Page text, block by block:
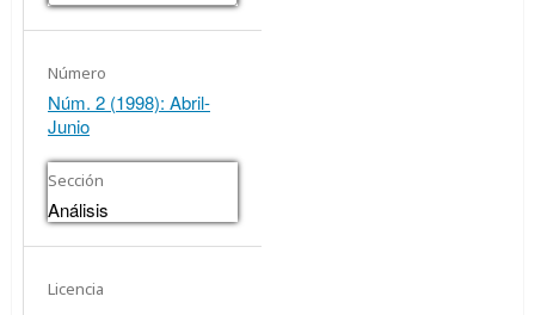
Número
Núm. 2 (1998): Abril-
Junio
Sección
Análisis
Licencia